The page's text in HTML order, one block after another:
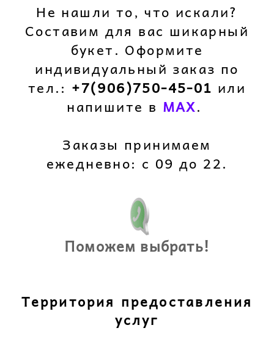
Не нашли то, что искали?
Составим для вас шикарный
букет. Оформите
индивидуальный заказ по
тел.: +7(906)750-45-01 или
напишите в MAX.
Заказы принимаем
ежедневно: с 09 до 22.
Поможем выбрать!
Территория предоставления
услуг